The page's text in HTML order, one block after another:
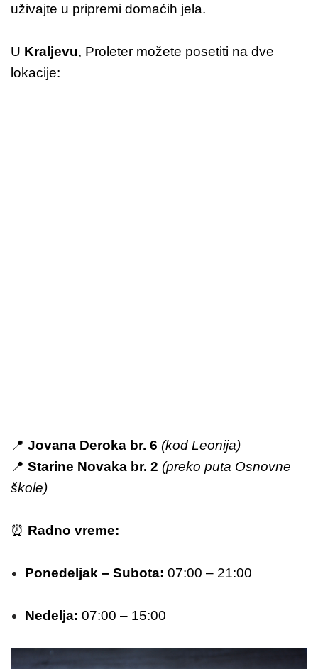
uživajte u pripremi domaćih jela.
U Kraljevu, Proleter možete posetiti na dve
lokacije:
📍 Jovana Deroka br. 6 (kod Leonija)
📍 Starine Novaka br. 2 (preko puta Osnovne
škole)
⏰ Radno vreme:
Ponedeljak – Subota: 07:00 – 21:00
Nedelja: 07:00 – 15:00